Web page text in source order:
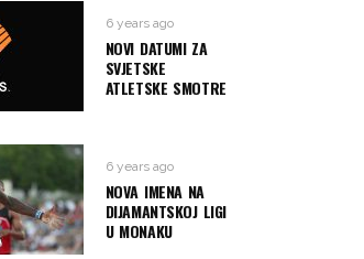
6 years ago
NOVI DATUMI ZA
SVJETSKE
ATLETSKE SMOTRE
6 years ago
NOVA IMENA NA
DIJAMANTSKOJ LIGI
U MONAKU